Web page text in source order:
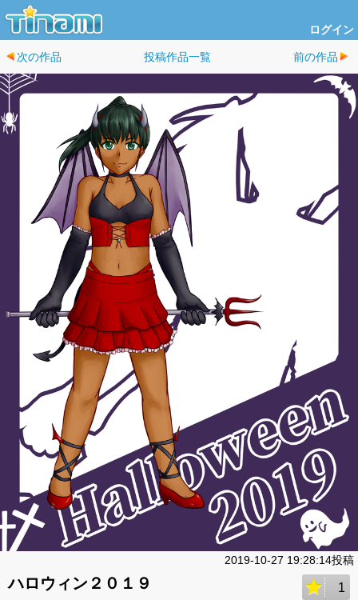
ログイン
次の作品 投稿作品一覧 前の作品
2019-10-27 19:28:14投稿
ハロウィン２０１９ 1